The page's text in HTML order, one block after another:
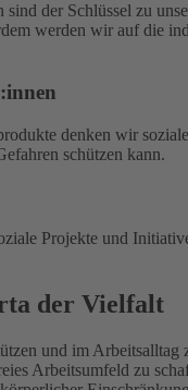
der Schlüssel zu
werden wir auf die
denken wir
schützen kann.
Projekte und
der Vielfalt
und im
Arbeitsumfeld zu